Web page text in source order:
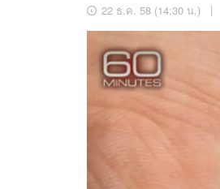
อัปเดตจีน
เช็กข่าวชัวร์
22 ธ.ค. 58 (14:30 น.)